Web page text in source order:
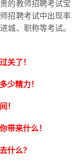
的教师招聘考试宝
招聘考试中出现率
城、职称等考试。
关了！
少精力！
！
带来什么！
什么？